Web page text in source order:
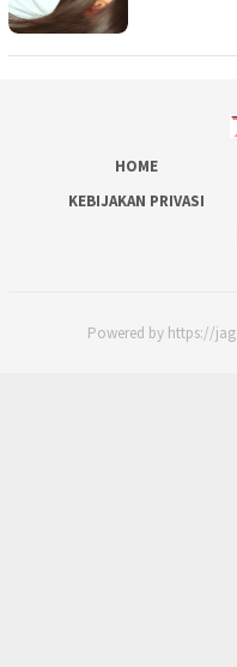
HOME
KEBIJAKAN PRIVASI
Powered by https://